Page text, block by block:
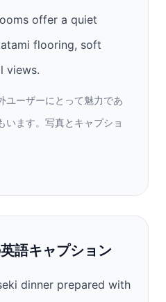
offer a quiet
flooring, soft
views.
ユーザーにとって魅力であ
います。写真とキャプショ
語キャプション
dinner prepared with